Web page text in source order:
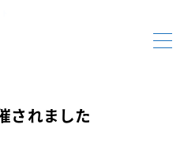
されました